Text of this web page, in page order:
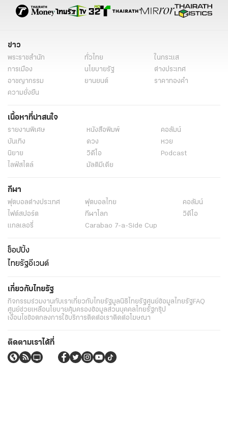
ข่าว
พระราชสำนัก ทั่วไทย
ในกระแส
การเมือง
นโยบายรัฐ
ต่างประเทศ
อาชญากรรม
ยานยนต์
ราคาทองคำ
ความยั่งยืน
เนื้อหาที่น่าสนใจ
รายงานพิเศษ หนังสือพิมพ์
คอลัมน์
บันเทิง
ดวง
หวย
นิยาย
วิดีโอ
Podcast
ไลฟ์สไตล์
มัลติมีเดีย
กีฬา
ฟุตบอลต่่างประเทศ ฟุตบอลไทย
คอลัมน์
ไฟต์สปอร์ต
กีฬาโลก
วิดีโอ
แกลเลอรี่
Carabao 7-a-Side Cup
ช็อปปิ้ง
ไทยรัฐอีเวนต์
เกี่ยวกับไทยรัฐ
กิจกรรมร่วมงานกับเราเกี่ยวกับไทยรัฐมูลนิธิไทยรัฐศูนย์ข้อมูลไทยรัฐ FAQ
ศูนย์ช่วยเหลือนโยบายคุ้มครองข้อมูลส่วนบุคคลไทยรัฐกรุ๊ป
เงื่อนไขข้อตกลงการใช้บริการติดต่อเราติดต่อโฆษณา
ติดตามเราได้ที่